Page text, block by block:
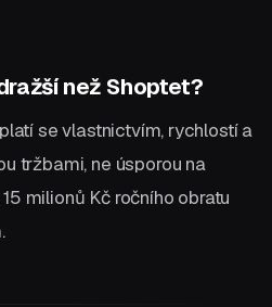
než Shoptet?
se vlastnictvím, rychlostí a
tržbami, ne úsporou na
milionů Kč ročního obratu